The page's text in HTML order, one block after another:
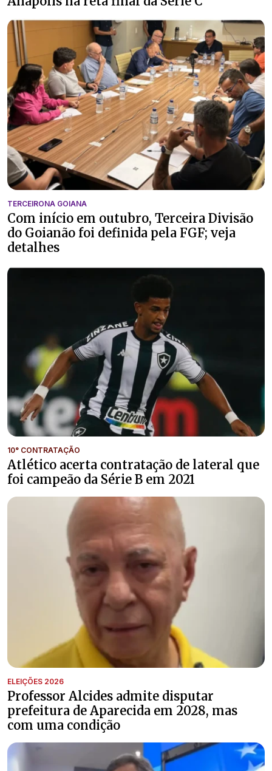
TERCEIRONA GOIANA
Com início em outubro, Terceira Divisão
do Goianão foi definida pela FGF; veja
detalhes
10° CONTRATAÇÃO
Atlético acerta contratação de lateral que
foi campeão da Série B em 2021
ELEIÇÕES 2026
Professor Alcides admite disputar
prefeitura de Aparecida em 2028, mas
com uma condição